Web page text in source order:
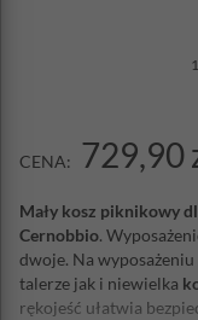
CENA: 729,90
Mały kosz piknikowy
Cernobbio.
dwoje. Na
talerze jak i niewielka
rękojeść ułatwia